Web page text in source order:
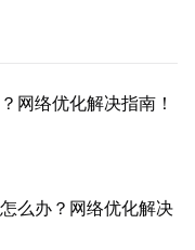
网络优化解决指南！
么办？网络优化解决